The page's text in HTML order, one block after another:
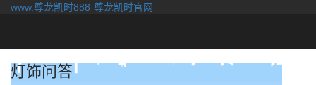
www.尊龙凯时888-尊龙凯时官网
灯饰问答